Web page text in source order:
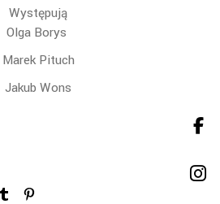
Występują
Olga Borys
Marek Pituch
Jakub Wons